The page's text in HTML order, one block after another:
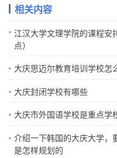
相关内容
江汉大学文理学院的课程安
点）
大庆思迈尔教育培训学校怎
大庆封闭学校有哪些
大庆市外国语学校是重点学
介绍一下韩国的大庆大学，
是怎样规划的